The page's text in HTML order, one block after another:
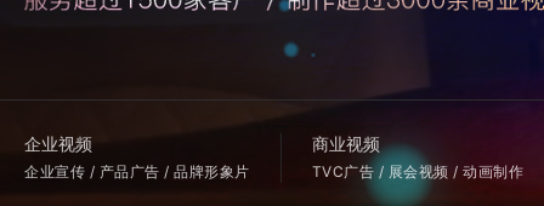
企业视频
企业宣传 / 产品广告 / 品牌形象片
商业视频
TVC广告 / 展会视频 / 动画制作